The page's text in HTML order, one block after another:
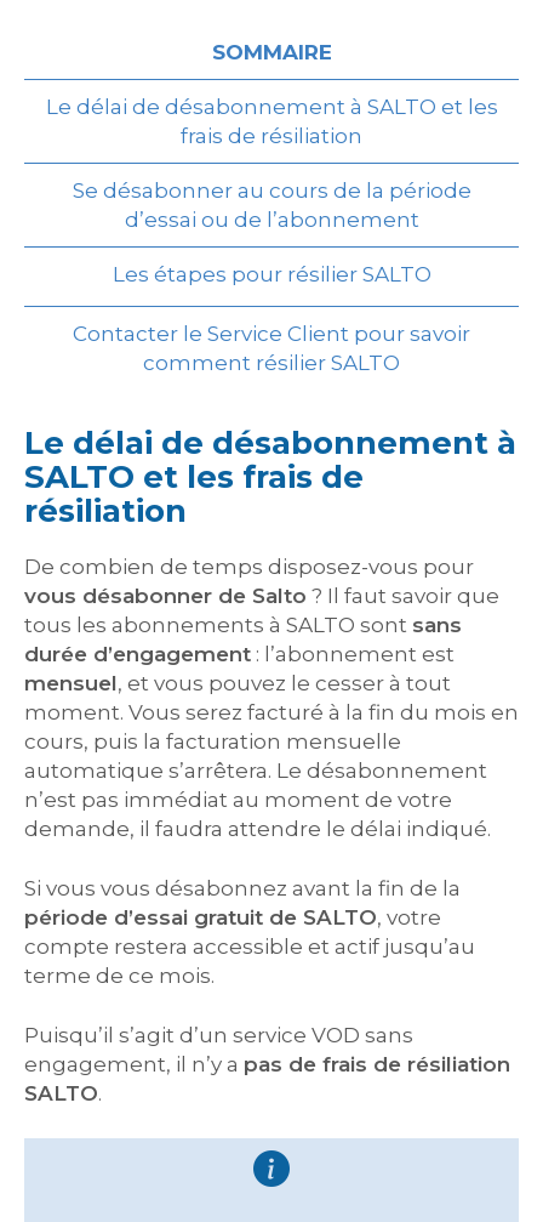
SOMMAIRE
Le délai de désabonnement à SALTO et les
frais de résiliation
Se désabonner au cours de la période
d’essai ou de l’abonnement
Les étapes pour résilier SALTO
Contacter le Service Client pour savoir
comment résilier SALTO
Le délai de désabonnement à
SALTO et les frais de
résiliation
De combien de temps disposez-vous pour
vous désabonner de Salto ? Il faut savoir que
tous les abonnements à SALTO sont sans
durée d’engagement : l’abonnement est
mensuel, et vous pouvez le cesser à tout
moment. Vous serez facturé à la fin du mois en
cours, puis la facturation mensuelle
automatique s’arrêtera. Le désabonnement
n’est pas immédiat au moment de votre
demande, il faudra attendre le délai indiqué.
Si vous vous désabonnez avant la fin de la
période d’essai gratuit de SALTO, votre
compte restera accessible et actif jusqu’au
terme de ce mois.
Puisqu’il s’agit d’un service VOD sans
engagement, il n’y a pas de frais de résiliation
SALTO.